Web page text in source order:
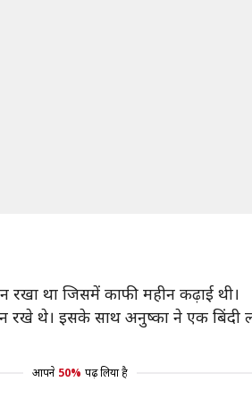
रखा था जिसमें काफी महीन कढ़ाई थी।
रखे थे। इसके साथ अनुष्का ने एक बिंदी
आपने 50% पढ़ लिया है